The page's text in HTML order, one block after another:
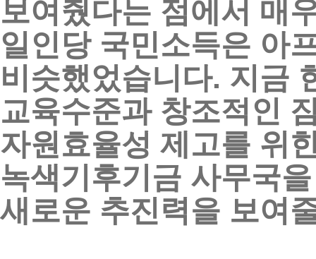
보여줬다는 점에서 매
일인당 국민소득은 아
비슷했었습니다. 지금
교육수준과 창조적인
자원효율성 제고를 위
녹색기후기금 사무국을
새로운 추진력을 보여